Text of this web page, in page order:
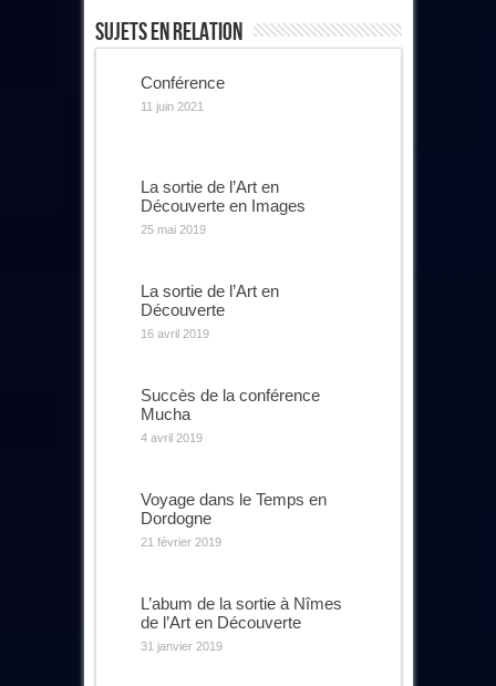
Sujets En Relation
Conférence
11 juin 2021
La sortie de l’Art en
Découverte en Images
25 mai 2019
La sortie de l’Art en
Découverte
16 avril 2019
Succès de la conférence
Mucha
4 avril 2019
Voyage dans le Temps en
Dordogne
21 février 2019
L’abum de la sortie à Nîmes
de l’Art en Découverte
31 janvier 2019